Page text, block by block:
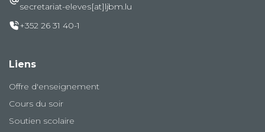
secretariat-eleves[at]ljbm.lu
+352 26 31 40-1
Liens
Offre d'enseignement
Cours du soir
Soutien scolaire